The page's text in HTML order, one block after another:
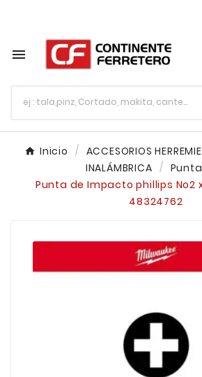

Inicio
ACCESORIOS
INALÁMBRICA
Punta de Impacto phillips No2 x
48324762